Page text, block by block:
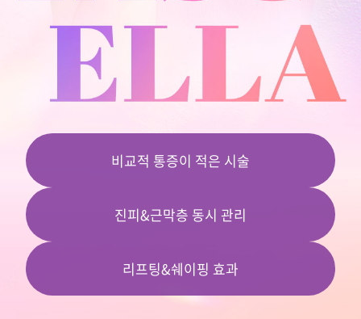
비교적 통증이 적은 시술
진피&근막층 동시 관리
리프팅&쉐이핑 효과